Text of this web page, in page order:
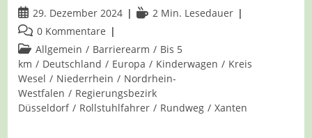
Beitrag
veröffentlicht:
29. Dezember 2024 Lesedauer:
2 Min. Lesedauer
Beitrags-
Kommentare:
0 Kommentare
Beitrags-
Kategorie:
Allgemein / Barrierearm / Bis 5
km / Deutschland / Europa / Kinderwagen / Kreis
Wesel / Niederrhein / Nordrhein-
Westfalen / Regierungsbezirk
Düsseldorf / Rollstuhlfahrer / Rundweg / Xanten